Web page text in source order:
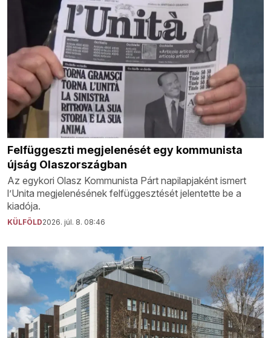
Felfüggeszti megjelenését egy kommunista
újság Olaszországban
Az egykori Olasz Kommunista Párt napilapjaként ismert
l’Unita megjelenésének felfüggesztését jelentette be a
kiadója.
KÜLFÖLD2026. júl. 8. 08:46